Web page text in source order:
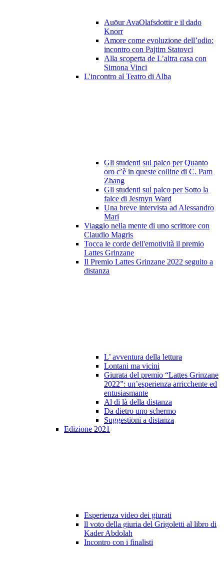
Auōur AvaOlafsdottir e il dado
Knorr
Amore come evoluzione dell’odio:
incontro con Pajtim Statovci
Alla scoperta de L’altra casa con
Simona Vinci
L'incontro al Teatro di Alba
Gli studenti sul palco per Quanto
oro c’è in queste colline di C. Pam
Zhang
Gli studenti sul palco per Sotto la
falce di Jesmyn Ward
Una breve intervista ad Alessandro
Mari
Viaggio nella mente di uno scrittore con
Claudio Magris
Tocca le corde dell'emotività il premio
Lattes Grinzane
Il Premio Lattes Grinzane 2022 seguito a
distanza
L’ avventura della lettura
Lontani ma vicini
Giurata del premio “Lattes Grinzane
2022”: un’esperienza arricchente ed
entusiasmante
Al di là della distanza
Da dietro uno schermo
Suggestioni a distanza
Edizione 2021
Esperienza video dei giurati
ll voto della giuria del Grigoletti al libro di
Kader Abdolah
Incontro con i finalisti